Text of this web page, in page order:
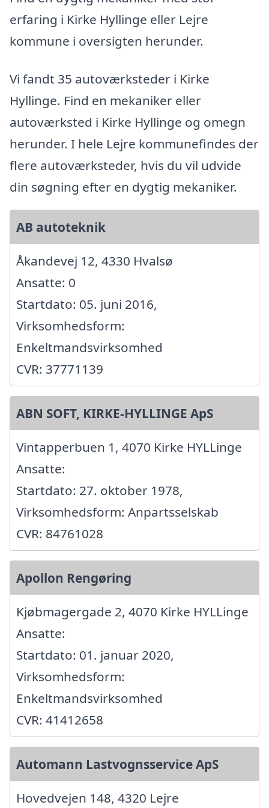
erfaring i Kirke Hyllinge eller Lejre
kommune i oversigten herunder.
Vi fandt 35 autoværksteder i Kirke
Hyllinge. Find en mekaniker eller
autoværksted i Kirke Hyllinge og omegn
herunder. I hele Lejre kommunefindes der
flere autoværksteder, hvis du vil udvide
din søgning efter en dygtig mekaniker.
AB autoteknik
Åkandevej 12, 4330 Hvalsø
Ansatte: 0
Startdato: 05. juni 2016,
Virksomhedsform:
Enkeltmandsvirksomhed
CVR: 37771139
ABN SOFT, KIRKE-HYLLINGE ApS
Vintapperbuen 1, 4070 Kirke HYLLinge
Ansatte:
Startdato: 27. oktober 1978,
Virksomhedsform: Anpartsselskab
CVR: 84761028
Apollon Rengøring
Kjøbmagergade 2, 4070 Kirke HYLLinge
Ansatte:
Startdato: 01. januar 2020,
Virksomhedsform:
Enkeltmandsvirksomhed
CVR: 41412658
Automann Lastvognsservice ApS
Hovedvejen 148, 4320 Lejre